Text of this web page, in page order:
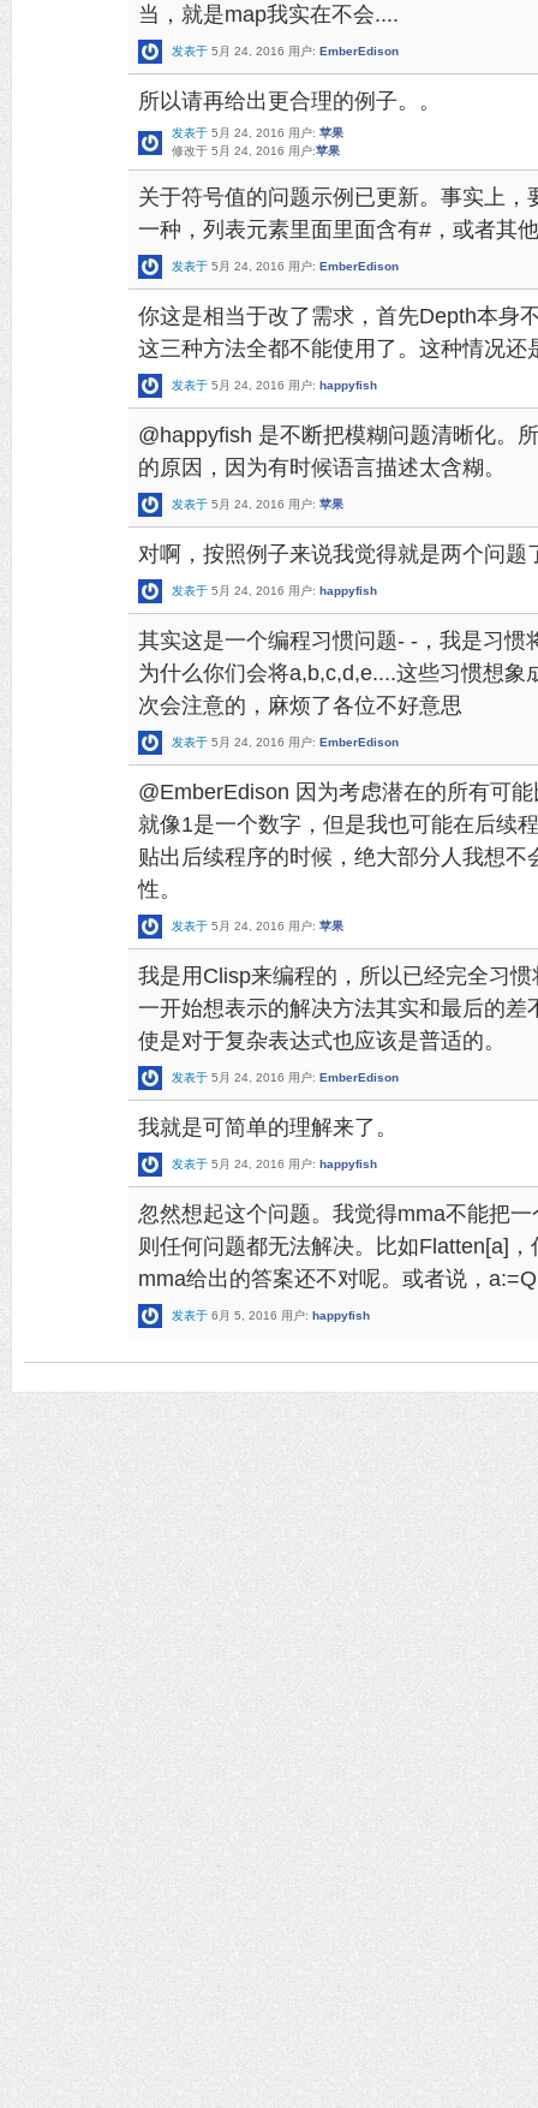
当，就是map我实在不会....
发表于 5月 24, 2016 用户: EmberEdison
所以请再给出更合理的例子。。
发表于 5月 24, 2016 用户: 苹果
修改于 5月 24, 2016 用户:苹果
关于符号值的问题示例已更新。事实上
一种，列表元素里面里面含有#，或者其
发表于 5月 24, 2016 用户: EmberEdison
你这是相当于改了需求，首先Depth本身
这三种方法全都不能使用了。这种情况还
发表于 5月 24, 2016 用户: happyfish
@happyfish 是不断把模糊问题清晰化。
的原因，因为有时候语言描述太含糊。
发表于 5月 24, 2016 用户: 苹果
对啊，按照例子来说我觉得就是两个问题
发表于 5月 24, 2016 用户: happyfish
其实这是一个编程习惯问题- -，我是习惯
为什么你们会将a,b,c,d,e....这些习惯想
次会注意的，麻烦了各位不好意思
发表于 5月 24, 2016 用户: EmberEdison
@EmberEdison 因为考虑潜在的所有可
就像1是一个数字，但是我也可能在后续
贴出后续程序的时候，绝大部分人我想
性。
发表于 5月 24, 2016 用户: 苹果
我是用Clisp来编程的，所以已经完全习
一开始想表示的解决方法其实和最后的
使是对于复杂表达式也应该是普适的。
发表于 5月 24, 2016 用户: EmberEdison
我就是可简单的理解来了。
发表于 5月 24, 2016 用户: happyfish
忽然想起这个问题。我觉得mma不能把
则任何问题都无法解决。比如Flatten[a]
mma给出的答案还不对呢。或者说，
发表于 6月 5, 2016 用户: happyfish